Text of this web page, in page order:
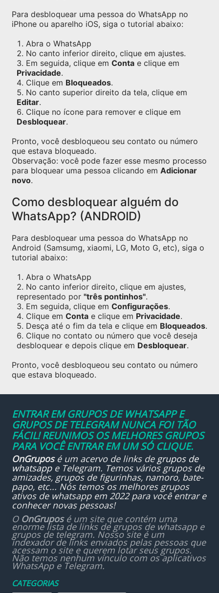
Para desbloquear uma pessoa do WhatsApp no
iPhone ou aparelho iOS, siga o tutorial abaixo:
Abra o WhatsApp
No canto inferior direito, clique em ajustes.
Em seguida, clique em Conta e clique em
Privacidade.
Clique em Bloqueados.
No canto superior direito da tela, clique em
Editar.
Clique no ícone para remover e clique em
Desbloquear.
Pronto, você desbloqueou seu contato ou número
que estava bloqueado.
Observação: você pode fazer esse mesmo processo
para bloquear uma pessoa clicando em Adicionar
novo.
Como desbloquear alguém do
WhatsApp? (ANDROID)
Para desbloquear uma pessoa do WhatsApp no
Android (Samsumg, xiaomi, LG, Moto G, etc), siga o
tutorial abaixo:
Abra o WhatsApp
No canto inferior direito, clique em ajustes,
representado por "três pontinhos".
Em seguida, clique em Configurações.
Clique em Conta e clique em Privacidade.
Desça até o fim da tela e clique em Bloqueados.
Clique no contato ou número que você deseja
desbloquear e depois clique em Desbloquear.
Pronto, você desbloqueou seu contato ou número
que estava bloqueado.
ENTRAR EM GRUPOS DE WHATSAPP E
GRUPOS DE TELEGRAM NUNCA FOI TÃO
FÁCIL! REUNIMOS OS MELHORES GRUPOS
PARA VOCÊ ENTRAR EM UM SÓ CLIQUE.
OnGruposé um acervo de links de grupos de
whatsappe Telegram. Temos vários grupos de
amizades, grupos de figurinhas, namoro, bate-
papo, etc... Nós temos os melhores grupos
ativos de whatsapp em 2022 para você entrar e
conhecer novas pessoas!
O OnGruposé um site que contém uma
enorme lista de links de grupos de whatsapp e
grupos de telegram. Nosso site é um
indexador de links enviados pelas pessoas que
acessam o site e querem lotar seus grupos.
Não temos nenhum vínculo com os aplicativos
WhatsApp e Telegram.
CATEGORIAS